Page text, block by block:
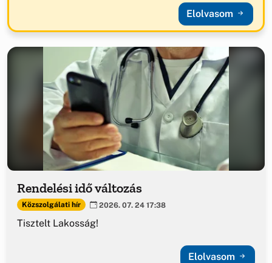
Elolvasom
Rendelési idő változás
Közszolgálati hír 2026. 07. 24 17:38
Tisztelt Lakosság!
Elolvasom